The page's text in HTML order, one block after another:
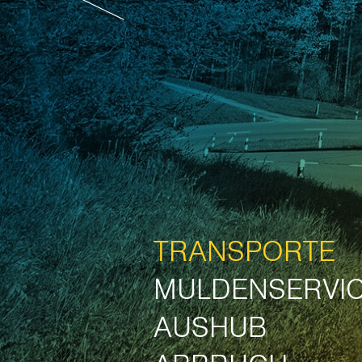
TRANSPORTE
AUSHUB